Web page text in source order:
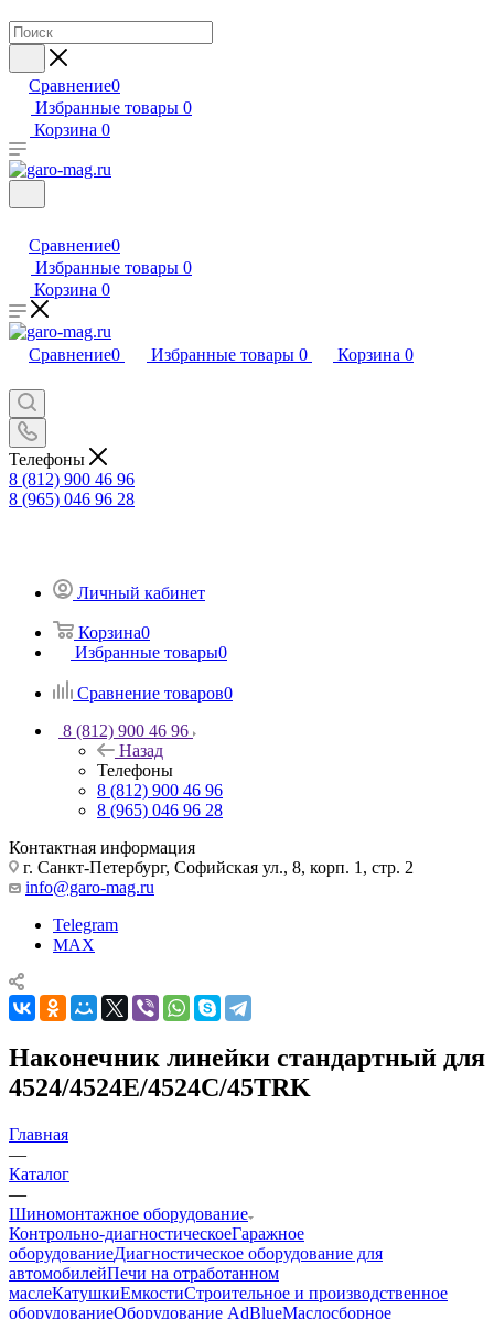
Сравнение0
Избранные товары 0
Корзина 0
Сравнение0
Избранные товары 0
Корзина 0
Сравнение0 Избранные товары 0 Корзина 0
Телефоны
8 (812) 900 46 96
8 (965) 046 96 28
Личный кабинет
Корзина0
Избранные товары0
Сравнение товаров0
8 (812) 900 46 96
Назад
Телефоны
8 (812) 900 46 96
8 (965) 046 96 28
Контактная информация
г. Санкт-Петербург, Софийская ул., 8, корп. 1, стр. 2
info@garo-mag.ru
Telegram
MAX
Наконечник линейки стандартный для
4524/4524E/4524C/45TRK
Главная
—
Каталог
—
Шиномонтажное оборудование
Контрольно-диагностическоеГаражное
оборудованиеДиагностическое оборудование для
автомобилейПечи на отработанном
маслеКатушкиЕмкостиСтроительное и производственное
оборудованиеОборудование AdBlueМаслосборное